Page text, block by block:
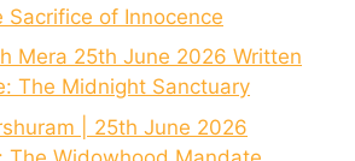
Sacrifice of Innocence
Mera 25th June 2026 Written
The Midnight Sanctuary
| 25th June 2026